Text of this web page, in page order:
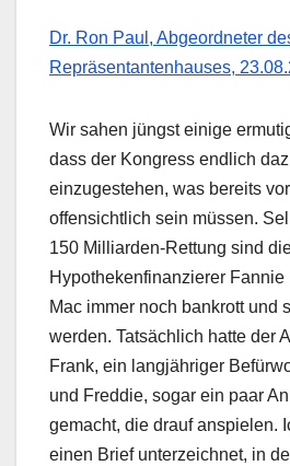
Dr. Ron Paul, Abgeordneter
Repräsentantenhauses,
Wir sahen jüngst einige
dass der Kongress endlich
einzugestehen, was bereits
offensichtlich sein müssen.
150 Milliarden-Rettung sind
Hypothekenfinanzierer
Mac immer noch bankrott und
werden. Tatsächlich hatte der
Frank, ein langjähriger
und Freddie, sogar ein paar
gemacht, die drauf anspielen.
einen Brief unterzeichnet, in